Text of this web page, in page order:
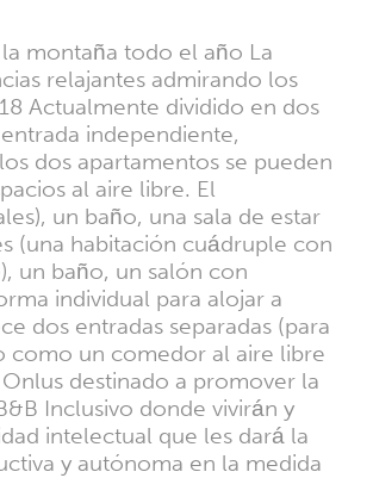
montaña todo el año La
relajantes admirando los
Actualmente dividido en dos
independiente,
dos apartamentos se pueden
al aire libre. El
un baño, una sala de estar
(una habitación cuádruple con
un baño, un salón con
individual para alojar a
dos entradas separadas (para
como un comedor al aire libre
destinado a promover la
Inclusivo donde vivirán y
intelectual que les dará la
y autónoma en la medida